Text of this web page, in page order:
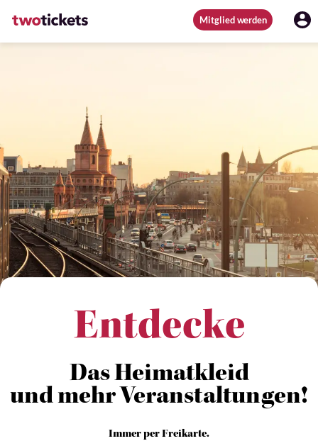
Mitglied werden
Entdecke
Das Heimatkleid
und mehr Veranstaltungen!
Immer per Freikarte.